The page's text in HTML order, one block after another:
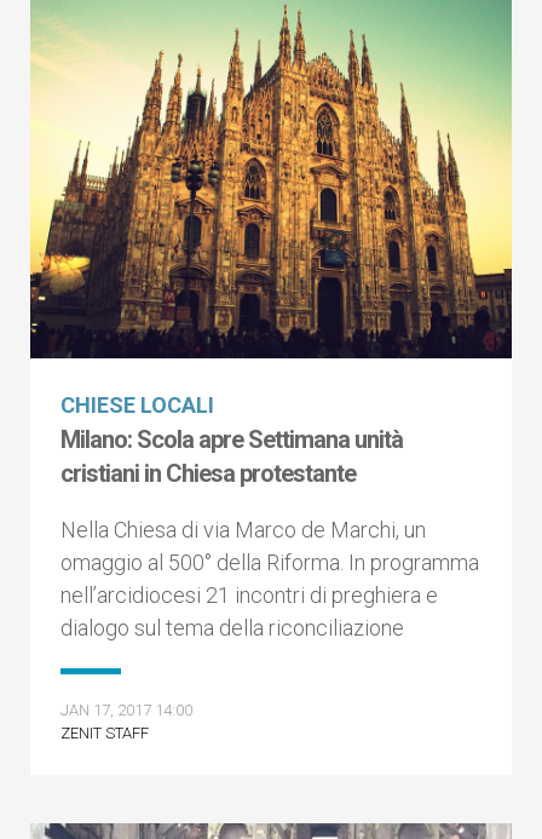
CHIESE LOCALI
Milano: Scola apre Settimana unità
cristiani in Chiesa protestante
Nella Chiesa di via Marco de Marchi, un
omaggio al 500° della Riforma. In programma
nell’arcidiocesi 21 incontri di preghiera e
dialogo sul tema della riconciliazione
JAN 17, 2017 14:00
ZENIT STAFF